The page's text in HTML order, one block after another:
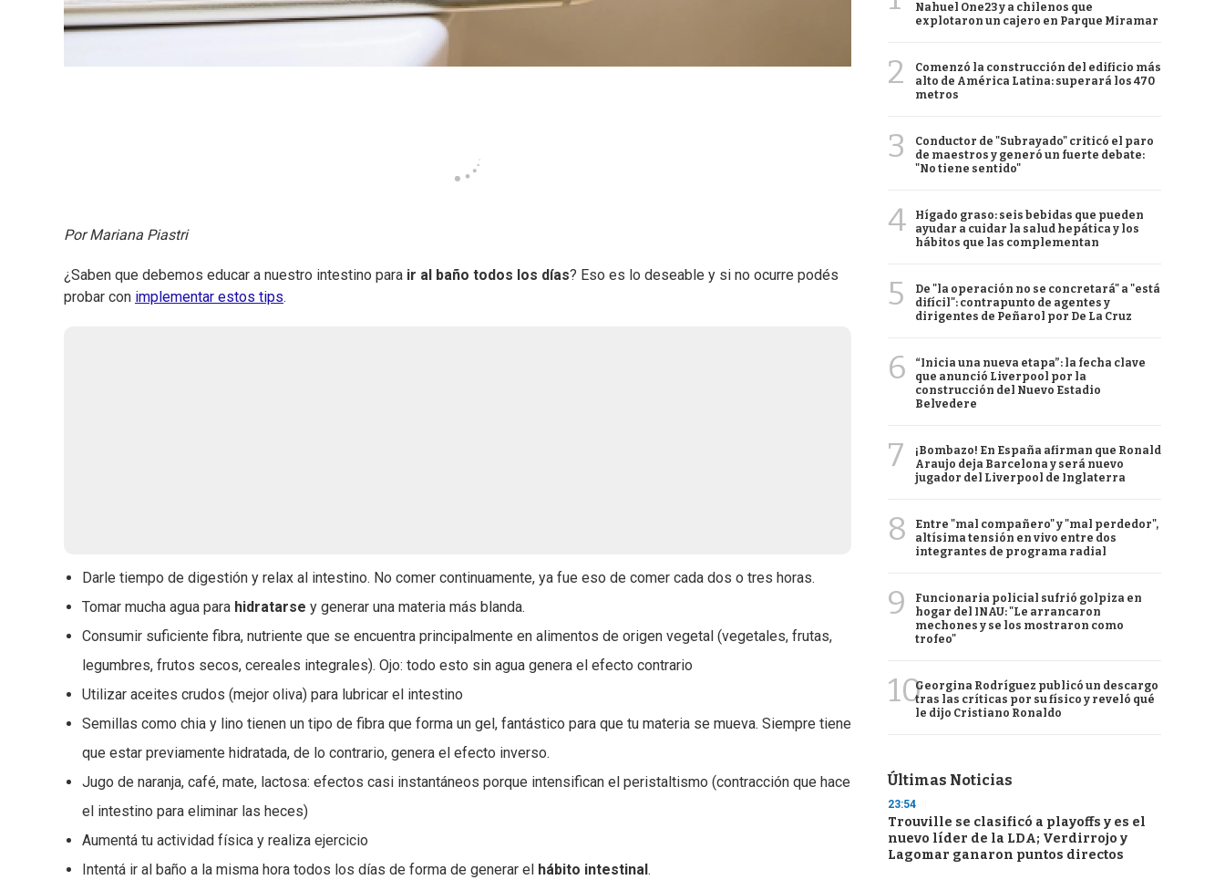
Por Mariana Piastri
¿Saben que debemos educar a nuestro intestino para ir al baño todos los días? Eso es lo deseable y si no ocurre podés
probar con implementar estos tips.
Darle tiempo de digestión y relax al intestino. No comer continuamente, ya fue eso de comer cada dos o tres horas.
Tomar mucha agua para hidratarse y generar una materia más blanda.
Consumir suficiente fibra, nutriente que se encuentra principalmente en alimentos de origen vegetal (vegetales, frutas,
legumbres, frutos secos, cereales integrales). Ojo: todo esto sin agua genera el efecto contrario
Utilizar aceites crudos (mejor oliva) para lubricar el intestino
Semillas como chia y lino tienen un tipo de fibra que forma un gel, fantástico para que tu materia se mueva. Siempre tiene
que estar previamente hidratada, de lo contrario, genera el efecto inverso.
Jugo de naranja, café, mate, lactosa: efectos casi instantáneos porque intensifican el peristaltismo (contracción que hace
el intestino para eliminar las heces)
Aumentá tu actividad física y realiza ejercicio
Intentá ir al baño a la misma hora todos los días de forma de generar el
hábito intestinal .
Nahuel One23 y a chilenos que
explotaron un cajero en Parque Miramar
2
Comenzó la construcción del edificio más
alto de América Latina: superará los 470
metros
3
Conductor de "Subrayado" criticó el paro
de maestros y generó un fuerte debate:
"No tiene sentido"
4
Hígado graso: seis bebidas que pueden
ayudar a cuidar la salud hepática y los
hábitos que las complementan
5
De "la operación no se concretará" a "está
difícil": contrapunto de agentes y
dirigentes de Peñarol por De La Cruz
6
“Inicia una nueva etapa”: la fecha clave
que anunció Liverpool por la
construcción del Nuevo Estadio
Belvedere
7
¡Bombazo! En España afirman que Ronald
Araujo deja Barcelona y será nuevo
jugador del Liverpool de Inglaterra
8
Entre "mal compañero" y "mal perdedor",
altísima tensión en vivo entre dos
integrantes de programa radial
9
Funcionaria policial sufrió golpiza en
hogar del INAU: "Le arrancaron
mechones y se los mostraron como
trofeo"
10Georgina Rodríguez publicó un descargo
tras las críticas por su físico y reveló qué
le dijo Cristiano Ronaldo
Últimas Noticias
23:54
Trouville se clasificó a playoffs y es el
nuevo líder de la LDA; Verdirrojo y
Lagomar ganaron puntos directos